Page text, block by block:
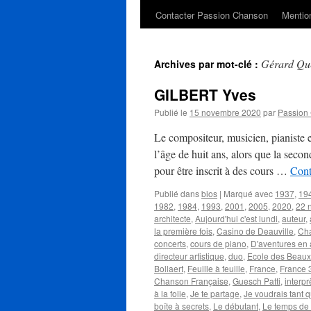
Contacter Passion Chanson
Archives par mot-clé : Gérard
GILBERT Yves
Publié le 15 novembre 2020 par Passion
Le compositeur, musicien,
l’âge de huit ans, alors que la
pour être inscrit à des cours …
Publié dansbios | Marqué avec 1937,
1982, 1984, 1993, 2001 , 2005, 2020, 22
architecte, Aujourd'hui c'est lundi, auteur,
la première fois, Casino de Deauville,
concerts, cours de piano, D'aventures en
directeur artistique, duo, Ecole des
Bollaert, Feuille à feuille, France, France
Chanson Française, Guesch Patti,
à la folie, Je te partage, Je voudrais tant
boîte à secrets, Le débutant, Le temps